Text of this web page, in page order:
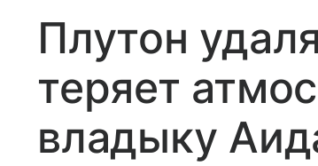
Плутон
теряет
владыку